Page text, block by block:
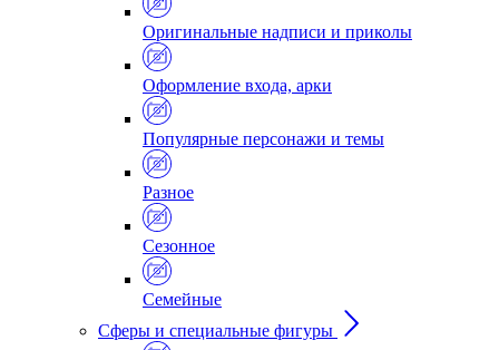
Оригинальные надписи и приколы
Оформление входа, арки
Популярные персонажи и темы
Разное
Сезонное
Семейные
Сферы и специальные фигуры